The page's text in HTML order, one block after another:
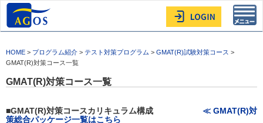
HOME > プログラム紹介 > テスト対策プログラム > GMAT(R)試験対策コース >
GMAT(R)対策コース一覧
GMAT(R)対策コース一覧
■GMAT(R)対策コースカリキュラム構成 ≪ GMAT(R)対
策総合パッケージ一覧はこちら